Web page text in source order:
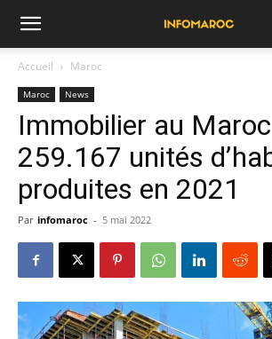
Accueil Maroc
Maroc News
Immobilier au
259.167 unités
produites en 2021
Par infomaroc - 5 mai 2022